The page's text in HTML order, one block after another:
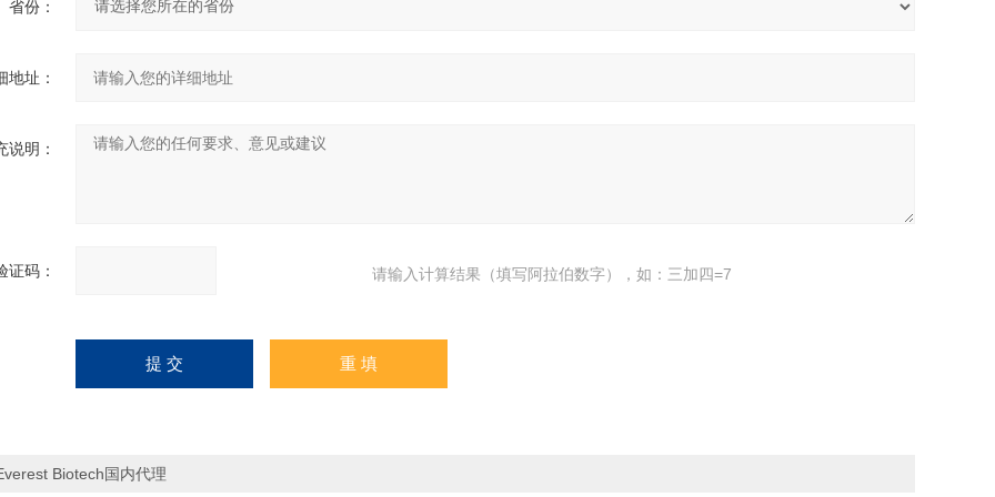
省份：
地址：
说明：
证码： 请输入计算结果（填写阿拉伯数字），如：三加四=7
Biotech国内代理